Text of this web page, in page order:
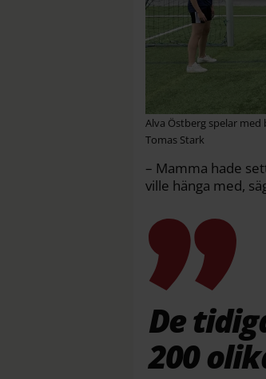
Alva Östberg spelar
Tomas Stark
– Mamma hade
ville hänga med,
De
200